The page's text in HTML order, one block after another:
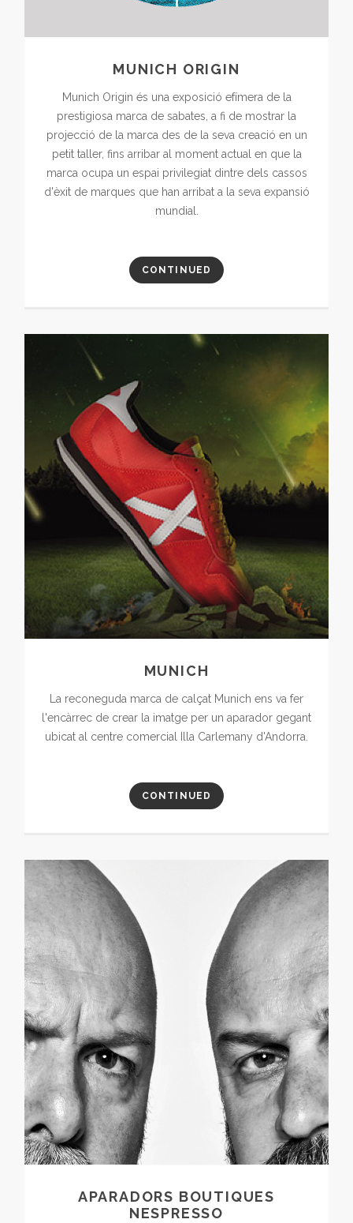
MUNICH ORIGIN
Munich Origin és una exposició efímera de la
prestigiosa marca de sabates, a fi de mostrar la
projecció de la marca des de la seva creació en un
petit taller, fins arribar al moment actual en que la
marca ocupa un espai privilegiat dintre dels cassos
d'èxit de marques que han arribat a la seva expansió
mundial.
CONTINUED
MUNICH
La reconeguda marca de calçat Munich ens va fer
l'encàrrec de crear la imatge per un aparador gegant
ubicat al centre comercial Illa Carlemany d'Andorra.
CONTINUED
APARADORS BOUTIQUES
NESPRESSO